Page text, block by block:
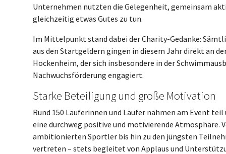
Unternehmen nutzten die Gelegenheit, gemeinsam
gleichzeitig etwas Gutes zu tun.
Im Mittelpunkt stand dabei der Charity-Gedanke:
aus den Startgeldern gingen in diesem Jahr direkt an
Hockenheim, der sich insbesondere in der
Nachwuchsförderung engagiert.
Starke Beteiligung und große Motivation
Rund 150 Läuferinnen und Läufer nahmen am Event
eine durchweg positive und motivierende Atmosphäre.
ambitionierten Sportler bis hin zu den jüngsten
vertreten – stets begleitet von Applaus und